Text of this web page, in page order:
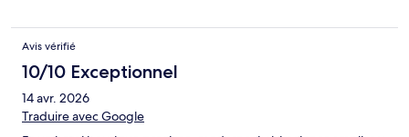
Avis vérifié
10/10 Exceptionnel
14 avr. 2026
Traduire avec Google